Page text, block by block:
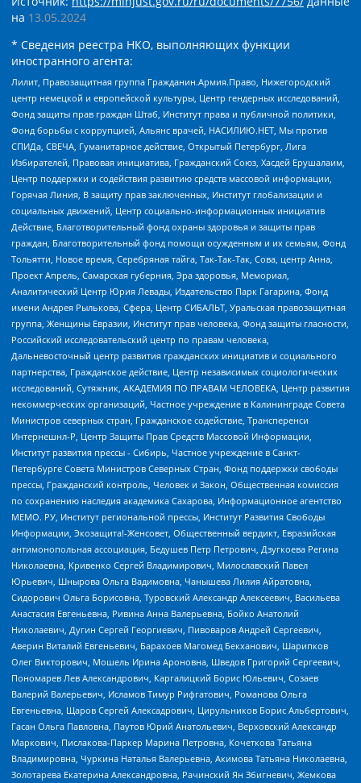
на 13.05.2024
* Сведения реестра НКО, выполняющих функции
иностранного агента:
Лилит, Правозащитная группа Гражданин.Армия.Право, Нижегородский
центр немецкой и европейской культуры, Центр гендерных исследований,
Фонд защиты прав граждан Штаб, Институт права и публичной политики,
Фонд борьбы с коррупцией, Альянс врачей, НАСИЛИЮ.НЕТ, Мы против
СПИДа, СВЕЧА, Гуманитарное действие, Открытый Петербург, Лига
Избирателей, Правовая инициатива, Гражданский Союз, Хасдей Ерушалаим,
Центр поддержки и содействия развитию средств массовой информации,
Горячая Линия, В защиту прав заключенных, Институт глобализации и
социальных движений, Центр социально-информационных инициатив
Действие, Благотворительный фонд охраны здоровья и защиты прав
граждан, Благотворительный фонд помощи осужденным и их семьям, Фонд
Тольятти, Новое время, Серебряная тайга, Так-Так-Так, Сова, центр Анна,
Проект Апрель, Самарская губерния, Эра здоровья, Мемориал,
Аналитический Центр Юрия Левады, Издательство Парк Гагарина, Фонд
имени Андрея Рылькова, Сфера, Центр СИБАЛЬТ, Уральская правозащитная
группа, Женщины Евразии, Институт прав человека, Фонд защиты гласности,
Российский исследовательский центр по правам человека,
Дальневосточный центр развития гражданских инициатив и социального
партнерства, Гражданское действие, Центр независимых социологических
исследований, Сутяжник, АКАДЕМИЯ ПО ПРАВАМ ЧЕЛОВЕКА, Центр развития
некоммерческих организаций, Частное учреждение в Калининграде Совета
Министров северных стран, Гражданское содействие, Трансперенси
Интернешнл-Р, Центр Защиты Прав Средств Массовой Информации,
Институт развития прессы - Сибирь, Частное учреждение в Санкт-
Петербурге Совета Министров Северных Стран, Фонд поддержки свободы
прессы, Гражданский контроль, Человек и Закон, Общественная комиссия
по сохранению наследия академика Сахарова, Информационное агентство
МЕМО. РУ, Институт региональной прессы, Институт Развития Свободы
Информации, Экозащита!-Женсовет, Общественный вердикт, Евразийская
антимонопольная ассоциация, Бедушев Петр Петрович, Дзугкоева Регина
Николаевна, Кривенко Сергей Владимирович, Милославский Павел
Юрьевич, Шнырова Ольга Вадимовна, Чанышева Лилия Айратовна,
Сидорович Ольга Борисовна, Туровский Александр Алексеевич, Васильева
Анастасия Евгеньевна, Ривина Анна Валерьевна, Бойко Анатолий
Николаевич, Дугин Сергей Георгиевич, Пивоваров Андрей Сергеевич,
Аверин Виталий Евгеньевич, Барахоев Магомед Бекханович, Шарипков
Олег Викторович, Мошель Ирина Ароновна, Шведов Григорий Сергеевич,
Пономарев Лев Александрович, Каргалицкий Борис Юльевич, Созаев
Валерий Валерьевич, Исламов Тимур Рифгатович, Романова Ольга
Евгеньевна, Щаров Сергей Алексадрович, Цирульников Борис Альбертович,
Гасан Ольга Павловна, Паутов Юрий Анатольевич, Верховский Александр
Маркович, Пислакова-Паркер Марина Петровна, Кочеткова Татьяна
Владимировна, Чуркина Наталья Валерьевна, Акимова Татьяна Николаевна,
Золотарева Екатерина Александровна, Рачинский Ян Збигневич, Жемкова